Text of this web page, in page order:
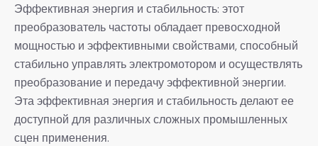
Эффективная энергия и стабильность: этот
преобразователь частоты обладает превосходной
мощностью и эффективными свойствами, способный
стабильно управлять электромотором и осуществлять
преобразование и передачу эффективной энергии.
Эта эффективная энергия и стабильность делают ее
доступной для различных сложных промышленных
сцен применения.